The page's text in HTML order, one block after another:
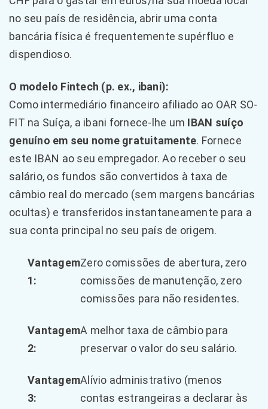
no seu país de residência, abrir uma conta
bancária física é frequentemente supérfluo e
dispendioso.
O modelo Fintech (p. ex., ibani):
Como intermediário financeiro afiliado ao OAR SO-
FIT na Suíça, a ibani fornece-lhe um IBAN suíço
genuíno em seu nome gratuitamente. Fornece
este IBAN ao seu empregador. Ao receber o seu
salário, os fundos são convertidos à taxa de
câmbio real do mercado (sem margens bancárias
ocultas) e transferidos instantaneamente para a
sua conta principal no seu país de origem.
Vantagem
1:
Zero comissões de abertura, zero
comissões de manutenção, zero
comissões para não residentes.
Vantagem
2:
A melhor taxa de câmbio para
preservar o valor do seu salário.
Vantagem
3:
Alívio administrativo (menos
contas estrangeiras a declarar às